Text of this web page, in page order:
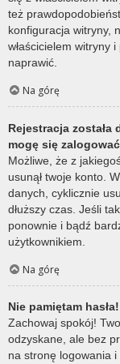
też
konfiguracja witryny,
właścicielem witryny
naprawić.
Na górę
Rejestracja została
mogę się
Możliwe, że z
usunął twoje konto.
danych, cyklicznie
dłuższy czas. Jeśli
ponownie i bądź
użytkownikiem.
Na górę
Nie pamiętam hasła!
Zachowaj spokój!
odzyskane, ale bez
na stronę logowania i